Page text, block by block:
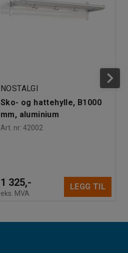
NOSTALGI
Sko- og hattehylle, B1000
mm, aluminium
Art. nr: 42002
1 325,-
eks. MVA
LEGG TIL